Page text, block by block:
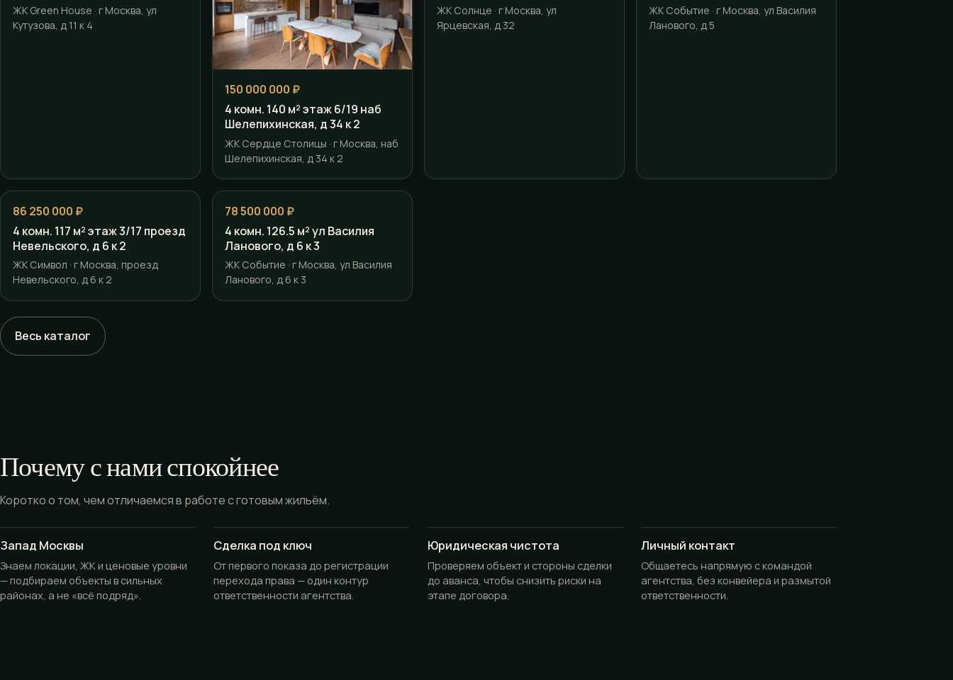
ЖК Green House · г Москва, ул
Кутузова, д 11 к 4
150 000 000 ₽
4 комн. 140 м² этаж 6/19 наб
Шелепихинская, д 34 к 2
ЖК Сердце Столицы · г Москва, наб
Шелепихинская, д 34 к 2
ЖК Солнце · г Москва, ул
Ярцевская, д 32
ЖК Событие · г Москва, ул Василия
Ланового, д 5
86 250 000 ₽
4 комн. 117 м² этаж 3/17 проезд
Невельского, д 6 к 2
ЖК Символ · г Москва, проезд
Невельского, д 6 к 2
78 500 000 ₽
4 комн. 126.5 м² ул Василия
Ланового, д 6 к 3
ЖК Событие · г Москва, ул Василия
Ланового, д 6 к 3
Весь каталог
Почему с нами спокойнее
Коротко о том, чем отличаемся в работе с готовым жильём.
Запад Москвы
Знаем локации, ЖК и ценовые уровни
— подбираем объекты в сильных
районах, а не «всё подряд».
Сделка под ключ
От первого показа до регистрации
перехода права — один контур
ответственности агентства.
Юридическая чистота
Проверяем объект и стороны сделки
до аванса, чтобы снизить риски на
этапе договора.
Личный контакт
Общаетесь напрямую с командой
агентства, без конвейера и размытой
ответственности.